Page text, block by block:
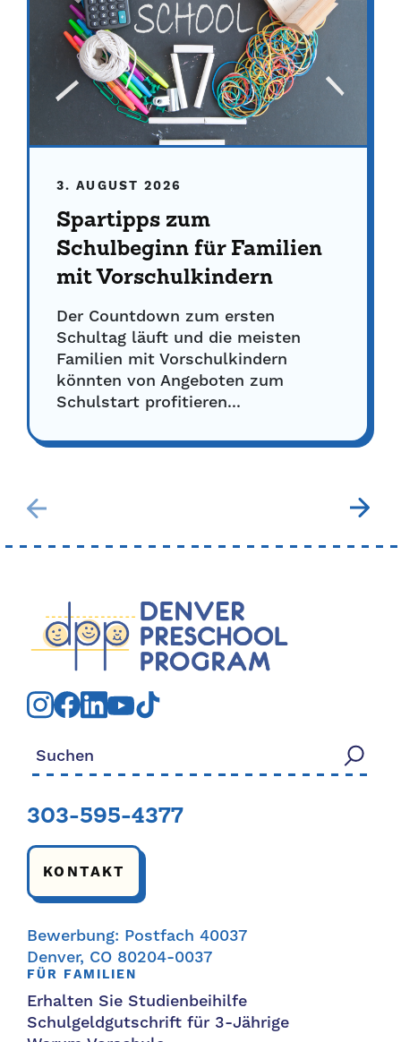
3. AUGUST 2026
Spartipps zum
Schulbeginn für Familien
mit Vorschulkindern
Der Countdown zum ersten
Schultag läuft und die meisten
Familien mit Vorschulkindern
könnten von Angeboten zum
Schulstart profitieren...
Suchen nach:
303-595-4377
KONTAKT
Bewerbung: Postfach 40037
Denver, CO 80204-0037
FÜR FAMILIEN
Erhalten Sie Studienbeihilfe
Schulgeldgutschrift für 3-Jährige